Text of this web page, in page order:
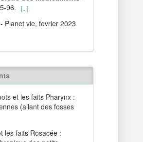
96.
[...]
- Planet vie, fevrier 2023
et les faits Pharynx :
(allant des fosses
les faits Rosacée :